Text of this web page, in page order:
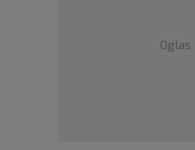
Oglas